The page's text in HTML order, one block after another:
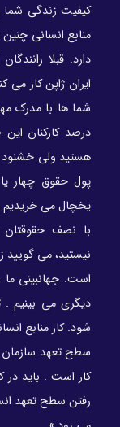
کیفیت زندگی
منابع انسانی
دارد. قبلا
ایران ژاپن کار می
درصد کارکنان این
هستید ولی خشنود
پول حقوق
یخچال می خریدیم
با نصف
نیستید، می
است. جهانبینی
دیگری می بینیم
شود. کار منابع
سطح تعهد سازمان
کار است . باید در
رفتن سطح تعهد